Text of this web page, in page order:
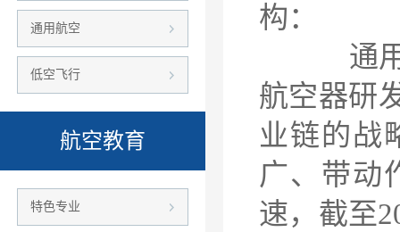
通用航空
低空飞行
航空教育
特色专业
构：
通用航
航空器研
业链的战
广、带动
速，截至